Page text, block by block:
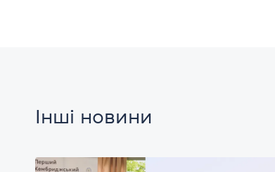
Інші новини